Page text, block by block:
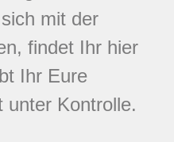
mit der
findet Ihr hier
Ihr Eure
unter Kontrolle.